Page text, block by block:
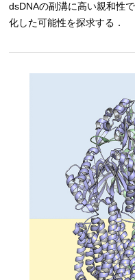
dsDNAの副溝に高い親和性
化した可能性を探求する．